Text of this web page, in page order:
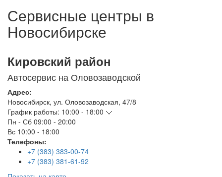
Сервисные центры в
Новосибирске
Кировский район
Автосервис на Оловозаводской
Адрес:
Новосибирск, ул. Оловозаводская, 47/8
График работы: 10:00 - 18:00
Пн - Сб 09:00 - 20:00
Вс 10:00 - 18:00
Телефоны:
+7 (383) 383-00-74
+7 (383) 381-61-92